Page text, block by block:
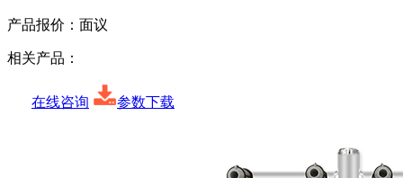
产品报价： 面议
相关产品：
在线咨询 参数下载